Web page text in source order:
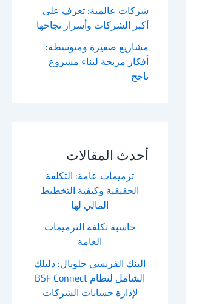
شركات عالمية: تعرف على
أكبر الشركات وأسرار نجاحها
مشاريع صغيرة ومتوسطة:
أفكار مربحة لبناء مشروع
ناجح
أحدث المقالات
ترميمات عامة: التكلفة
الحقيقية وكيفية التخطيط
المالي لها
حاسبة تكلفة الترميمات
العامة
البنك الفرنسي جلوبال: دليلك
الشامل لنظام BSF Connect
لإدارة حسابات الشركات